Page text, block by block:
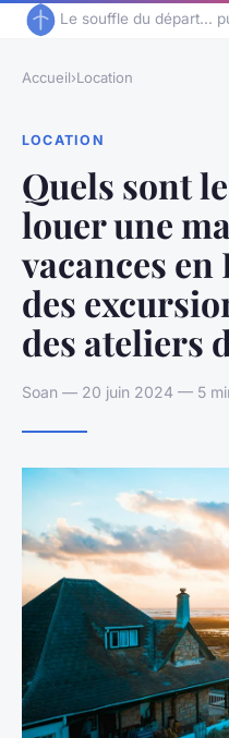
Le souffle du départ...
Accueil›Location
LOCATION
Quels sont
louer une
vacances en
des
des ateliers
Soan — 20 juin 2024 — 5